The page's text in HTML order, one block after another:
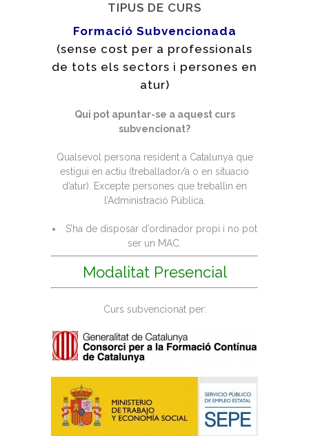
TIPUS DE CURS
Formació Subvencionada
(sense cost per a professionals
de tots els sectors i persones en
atur)
Qui pot apuntar-se a aquest curs
subvencionat?
Qualsevol persona resident a Catalunya que
estigui en actiu (treballador/a o en situació
d’atur). Excepte persones que treballin en
l’Administració Pública.
S’ha de disposar d’ordinador propi i no pot
ser un MAC.
Modalitat Presencial
Curs subvencionat per: